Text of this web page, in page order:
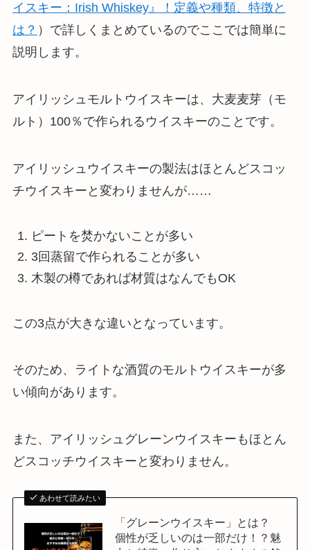
イスキー：Irish Whiskey』！定義や種類、特徴と
は？ ）で詳しくまとめているのでここでは簡単に
説明します。
アイリッシュモルトウイスキーは、 大麦麦芽（モ
ルト）100％で作られるウイスキーのこと です。
アイリッシュウイスキーの製法はほとんどスコッ
チウイスキーと変わりませんが……
ピートを焚かないことが多い
3回蒸留で作られることが多い
木製の樽であれば材質はなんでもOK
この3点が大きな違いとなっています。
そのため、ライトな酒質のモルトウイスキーが多
い傾向があります。
また、アイリッシュグレーンウイスキーもほとん
どスコッチウイスキーと変わりません。
あわせて読みたい
「グレーンウイスキー」とは？
個性が乏しいのは一部だけ！？魅